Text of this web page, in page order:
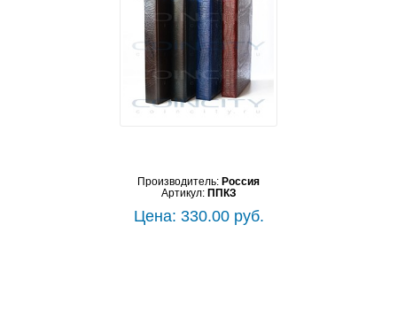
Производитель: Россия
Артикул: ППКЗ
Цена: 330.00 руб.